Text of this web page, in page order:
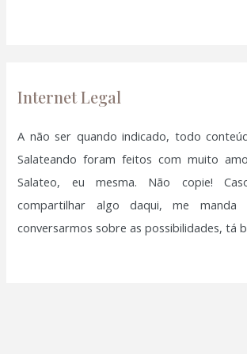
r
Internet Legal
A não ser quando indicado, todo
Salateando foram feitos com muito
Salateo, eu mesma. Não copie!
compartilhar algo daqui, me
conversarmos sobre as possibilidades, tá